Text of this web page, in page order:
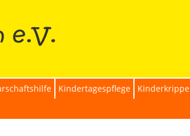
Kindertagespflege Kinderkrippe